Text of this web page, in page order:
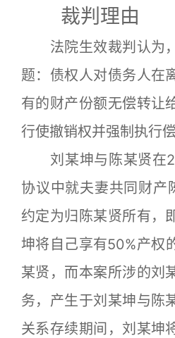
裁判理由
法院生效裁判认为，
题：债权人对债务人在
有的财产份额无偿转让
行使撤销权并强制执行偿
刘某坤与陈某贤在
协议中就夫妻共同财产
约定为归陈某贤所有，
坤将自己享有50%产权
某贤，而本案所涉的刘
务，产生于刘某坤与陈
关系存续期间，刘某坤